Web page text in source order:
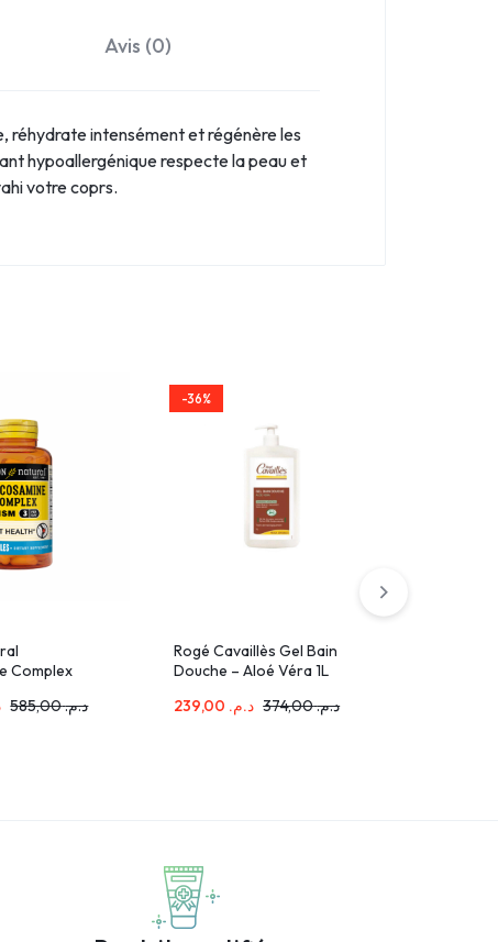
Avis (0)
réhydrate intensément et régénère les
hypoallergénique respecte la peau et
votre coprs.
Complex
د.م.585,00
-36%
Rogé Cavaillès Gel Bain
Douche – Aloé Véra 1L
د.م.
د.م.374,00